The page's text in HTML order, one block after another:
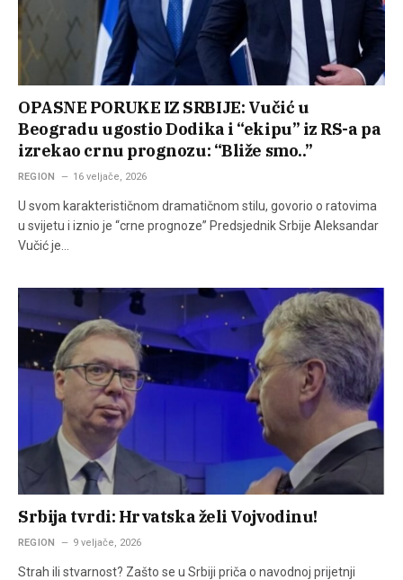
OPASNE PORUKE IZ SRBIJE: Vučić u
Beogradu ugostio Dodika i “ekipu” iz RS-a pa
izrekao crnu prognozu: “Bliže smo..”
REGION 16 veljače, 2026
U svom karakterističnom dramatičnom stilu, govorio o ratovima
u svijetu i iznio je “crne prognoze” Predsjednik Srbije Aleksandar
Vučić je…
Srbija tvrdi: Hrvatska želi Vojvodinu!
REGION 9 veljače, 2026
Strah ili stvarnost? Zašto se u Srbiji priča o navodnoj prijetnji